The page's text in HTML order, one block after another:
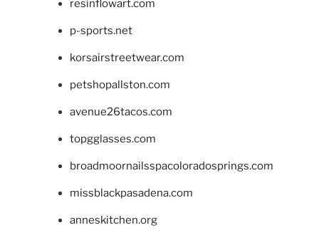
resinflowart.com
p-sports.net
korsairstreetwear.com
petshopallston.com
avenue26tacos.com
topgglasses.com
broadmoornailsspacoloradosprings.com
missblackpasadena.com
anneskitchen.org